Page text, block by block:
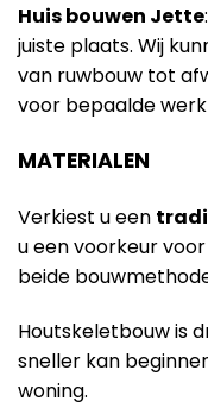
Huis bouwen Jette
juiste plaats. Wij
van ruwbouw tot
voor bepaalde
MATERIALEN
Verkiest u een
u een voorkeur voor
beide
Houtskeletbouw is
sneller kan
woning.